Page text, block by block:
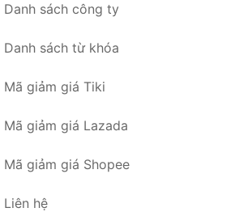
Danh sách công ty
Danh sách từ khóa
Mã giảm giá Tiki
Mã giảm giá Lazada
Mã giảm giá Shopee
Liên hệ